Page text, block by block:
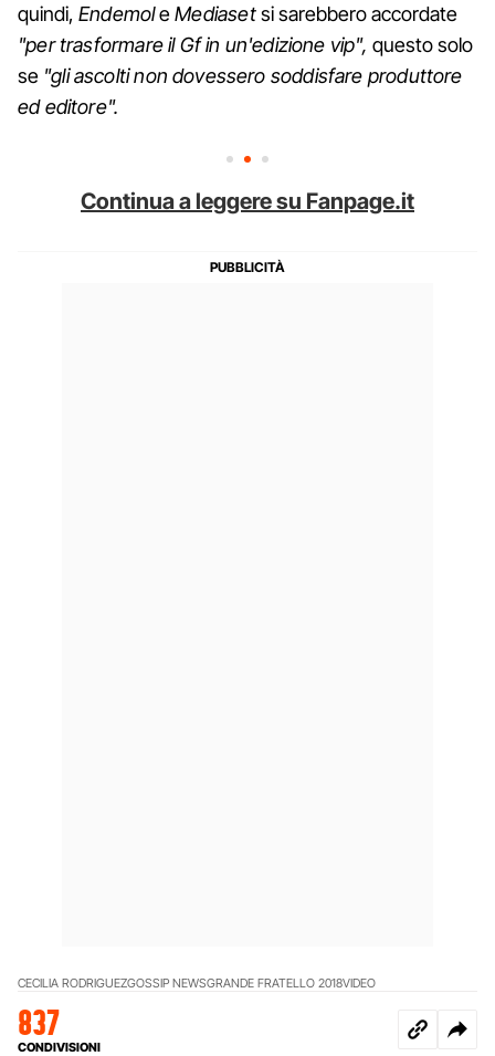
quindi, EndemoleMediasetsi sarebbero accordate
"per trasformare il Gf in un'edizione vip", questo solo
se "gli ascolti non dovessero soddisfare produttore
ed editore".
Continua a leggere su Fanpage.it
CECILIA RODRIGUEZGOSSIP NEWSGRANDE FRATELLO 2018VIDEO
837
CONDIVISIONI